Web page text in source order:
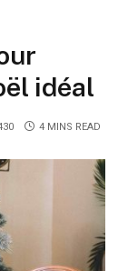
idéal
4 MINS READ